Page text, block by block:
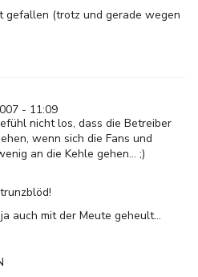
gefallen (trotz und gerade wegen
- 11:09
nicht los, dass die Betreiber
wenn sich die Fans und
an die Kehle gehen... ;)
auch mit der Meute geheult...